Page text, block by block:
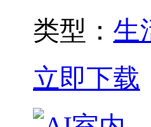
类型： 生
立即下载